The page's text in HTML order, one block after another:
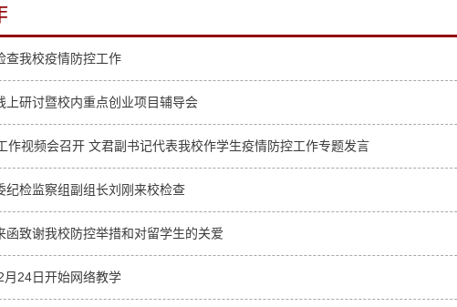
查我校疫情防控工作
上研讨暨校内重点创业项目辅导会
作视频会召开 文君副书记代表我校作学生疫情防控工作专题发言
纪检监察组副组长刘刚来校检查
函致谢我校防控举措和对留学生的关爱
月24日开始网络教学